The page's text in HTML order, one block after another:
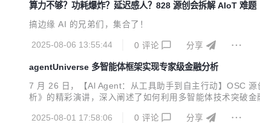
算力不够？功耗爆炸？延迟感人？828 源创会拆解 AIoT 难题
搞边缘 AI 的兄弟们，集合了！
2025-08-06 13:55:44 0 评论 分享
agentUniverse 多智能体框架实现专家级金融分析
7 月 26 日，【Al Agent：从工具助手到自主行动】OSC
析》的精彩演讲，深入阐述了如何利用多智能体技术突破金
2025-08-01 17:58:06 0 评论 分享